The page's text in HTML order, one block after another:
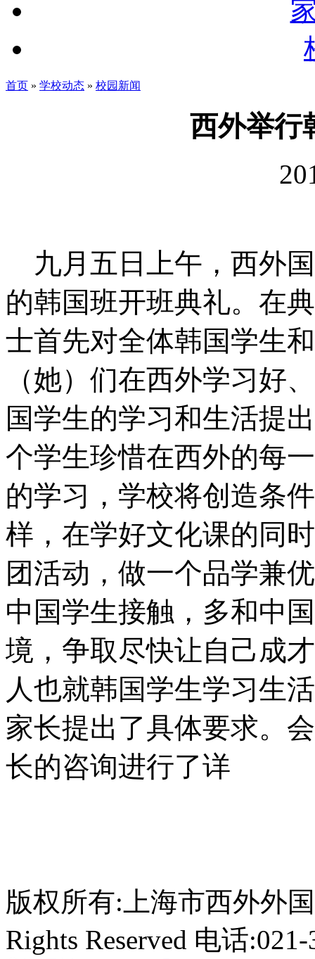
首页 » 学校动态 » 校园新闻
西外举行
九月五日上午，西外
的韩国班开班典礼。在
士首先对全体韩国学生
（她）们在西外学习好
国学生的学习和生活提
个学生珍惜在西外的每
的学习，学校将创造条
样，在学好文化课的同
团活动，做一个品学兼
中国学生接触，多和中
境，争取尽快让自己成
人也就韩国学生学习生
家长提出了具体要求。
长的咨询进行了详
版权所有:上海市西外外
Rights Reserved 电话